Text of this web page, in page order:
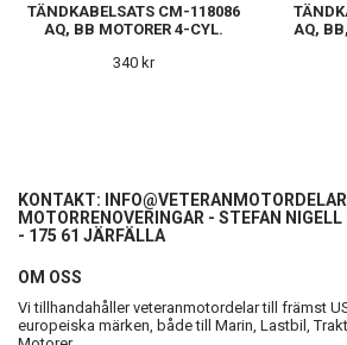
TÄNDKABELSATS CM-118086
AQ, BB MOTORER 4-CYL.
340 kr
AQ,
KONTAKT:
MOTORRENOVERINGAR - STEFAN
- 175 61 JÄRFÄLLA
OM OSS
Vi tillhandahåller veteranmotordelar till främst
europeiska märken, både till Marin, Lastbil,